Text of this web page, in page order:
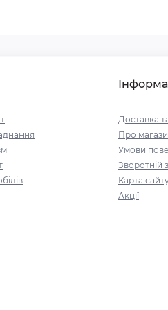
Доставка
Про
Умови
Зворотній
Карта
Акції